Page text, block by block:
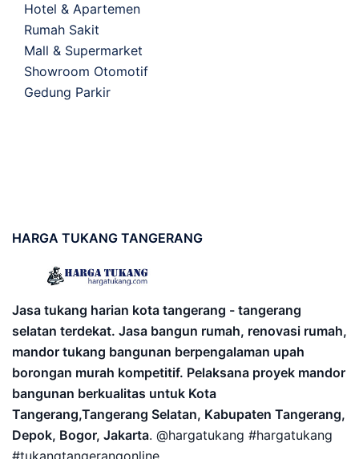
Hotel & Apartemen
Rumah Sakit
Mall & Supermarket
Showroom Otomotif
Gedung Parkir
HARGA TUKANG TANGERANG
Jasa tukang harian kota tangerang - tangerang
selatan terdekat. Jasa bangun rumah, renovasi rumah,
mandor tukang bangunan berpengalaman upah
borongan murah kompetitif. Pelaksana proyek mandor
bangunan berkualitas untuk Kota
Tangerang,Tangerang Selatan, Kabupaten Tangerang,
Depok, Bogor, Jakarta. @hargatukang #hargatukang
#tukangtangerangonline